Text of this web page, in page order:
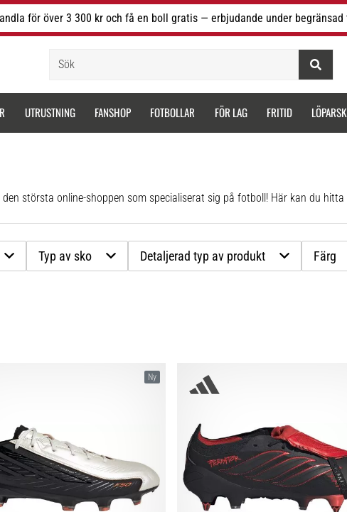
för över 3 300 kr och få en boll gratis — erbjudande under begränsad
UTRUSTNING FANSHOP FOTBOLLAR FÖR LAG FRITID
största online-shoppen som specialiserat sig på fotboll! Här kan du
Typ av sko Detaljerad typ av produkt Färg
Ny